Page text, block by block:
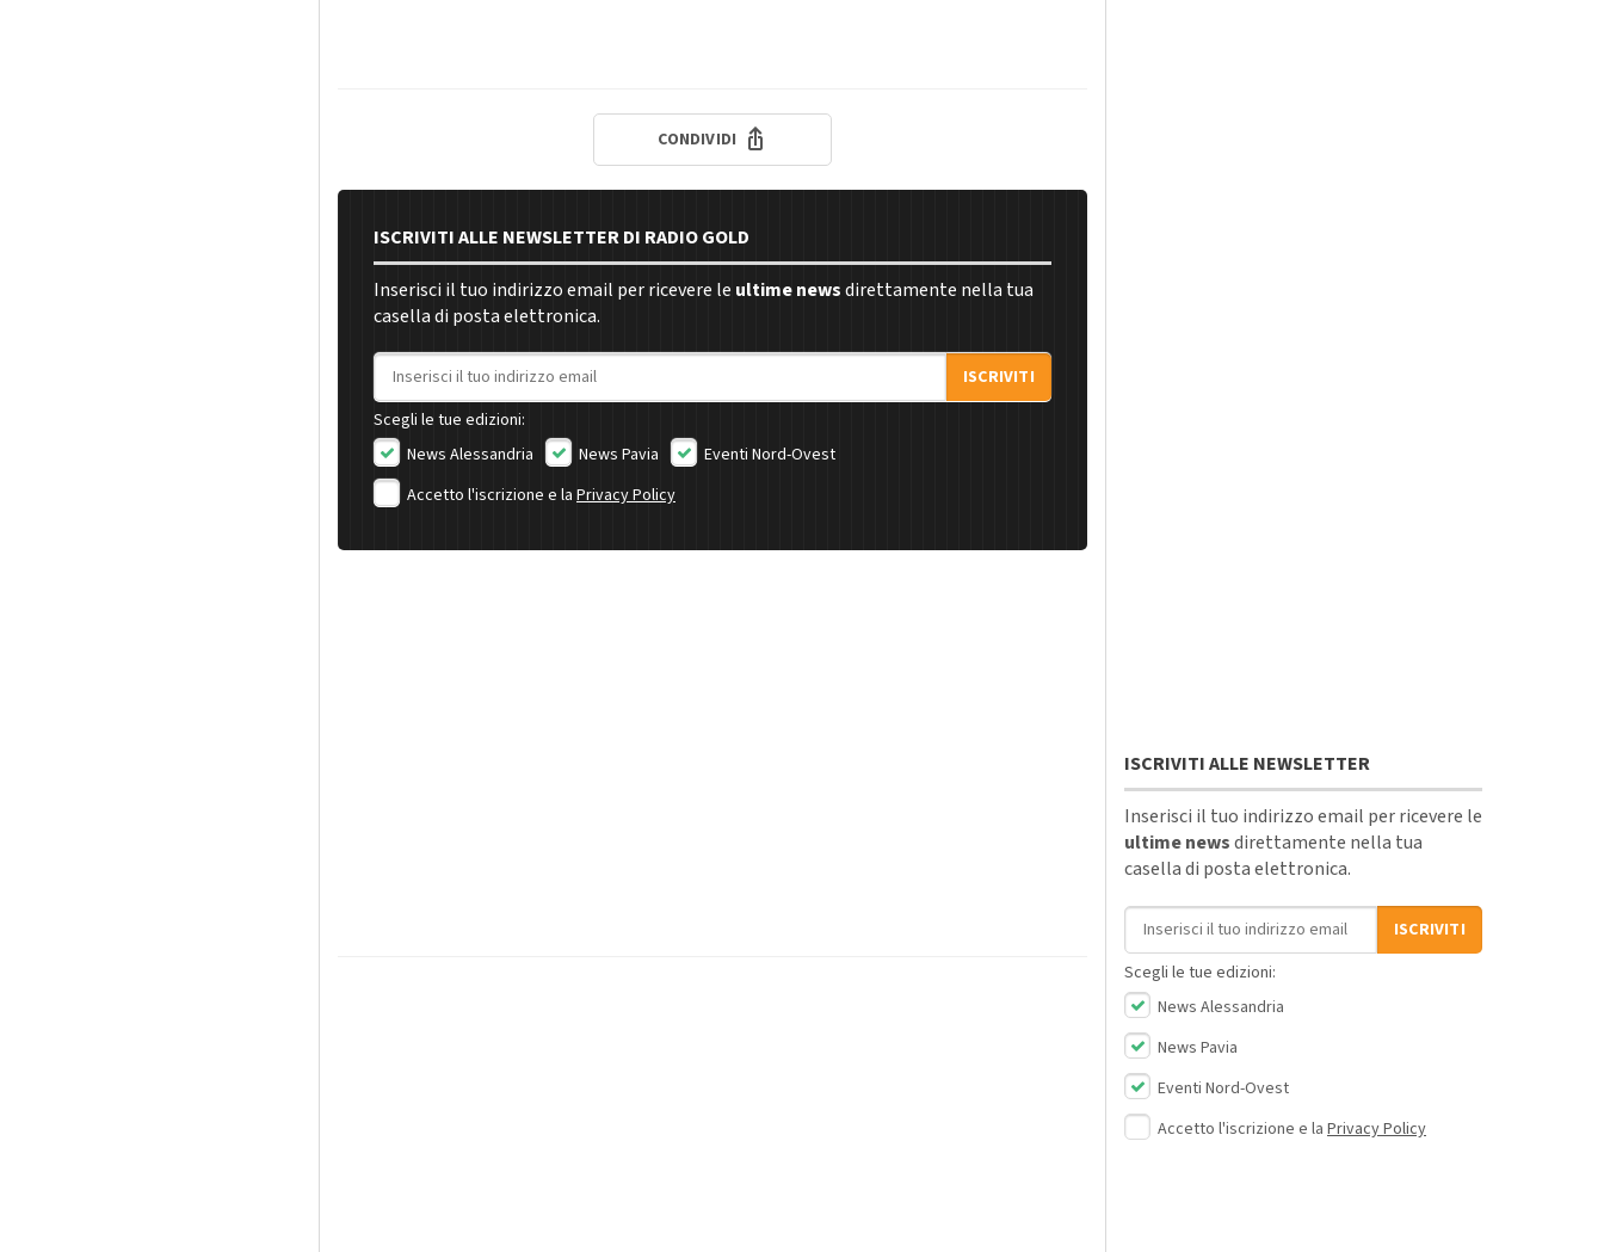
CONDIVIDI
ISCRIVITI ALLE NEWSLETTER DI RADIO GOLD
Inserisci il tuo indirizzo email per ricevere le ultime newsdirettamente nella tua
casella di posta elettronica.
Indirizzo email
ISCRIVITI
Scegli le tue edizioni:
News Alessandria
News Pavia
Eventi Nord-Ovest
Accetto l'iscrizione e la Privacy Policy
ISCRIVITI ALLE NEWSLETTER
Inserisci il tuo indirizzo email per ricevere le
ultime newsdirettamente nella tua
casella di posta elettronica.
Indirizzo email
ISCRIVITI
Scegli le tue edizioni:
News Alessandria
News Pavia
Eventi Nord-Ovest
Accetto l'iscrizione e la Privacy Policy